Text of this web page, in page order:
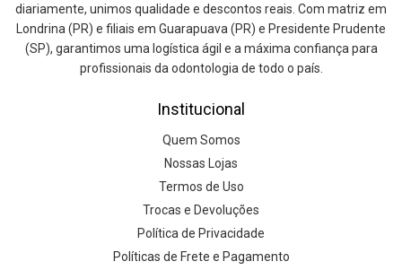
diariamente, unimos qualidade e descontos reais. Com matriz em
Londrina (PR) e filiais em Guarapuava (PR) e Presidente Prudente
(SP), garantimos uma logística ágil e a máxima confiança para
profissionais da odontologia de todo o país.
Institucional
Quem Somos
Nossas Lojas
Termos de Uso
Trocas e Devoluções
Política de Privacidade
Políticas de Frete e Pagamento